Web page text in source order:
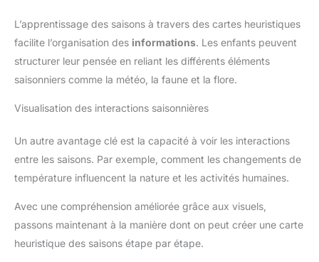
L’apprentissage des saisons à travers des cartes heuristiques
facilite l’organisation des informations. Les enfants peuvent
structurer leur pensée en reliant les différents éléments
saisonniers comme la météo, la faune et la flore.
Visualisation des interactions saisonnières
Un autre avantage clé est la capacité à voir les interactions
entre les saisons. Par exemple, comment les changements de
température influencent la nature et les activités humaines.
Avec une compréhension améliorée grâce aux visuels,
passons maintenant à la manière dont on peut créer une carte
heuristique des saisons étape par étape.